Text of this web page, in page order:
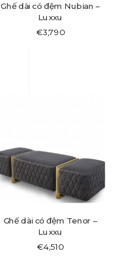
Ghế dài có đệm Nubian –
Luxxu
€3,790
Ghế dài có đệm Tenor –
Luxxu
€4,510